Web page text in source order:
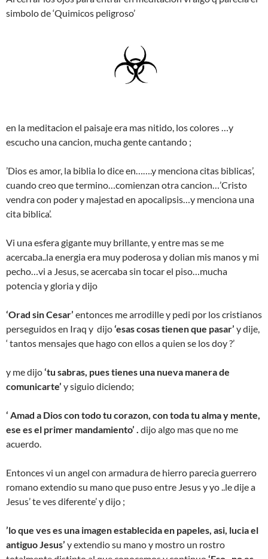
simbolo de ‘Quimicos peligroso’
en la meditacion el paisaje era mas nitido, los colores …y
escucho una cancion, mucha gente cantando ;
’Dios es amor, la biblia lo dice en…….y menciona citas biblicas’,
cuando creo que termino…comienzan otra cancion…’Cristo
vendra con poder y majestad en apocalipsis…y menciona una
cita biblica’.
Vi una esfera gigante muy brillante, y entre mas se me
acercaba..la energia era muy poderosa y dolian mis manos y mi
pecho…vi a Jesus, se acercaba sin tocar el piso…mucha
potencia y gloria y dijo
‘Orad sin Cesar’ entonces me arrodille y pedi por los cristianos
perseguidos en Iraq y dijo‘esas cosas tienen que pasar’ y dije,
‘ tantos mensajes que hago con ellos a quien se los doy ?’
y me dijo‘tu sabras, pues tienes una nueva manera de
comunicarte’ y siguio diciendo;
‘ Amad a Dios con todo tu corazon, con toda tu alma y mente,
ese es el primer mandamiento’ . dijo algo mas que no me
acuerdo.
Entonces vi un angel con armadura de hierro parecia guerrero
romano extendio su mano que puso entre Jesus y yo ..le dije a
Jesus’ te ves diferente’ y dijo ;
’lo que ves es una imagen establecida en papeles, asi, lucia el
antiguo Jesus’ y extendio su mano y mostro un rostro